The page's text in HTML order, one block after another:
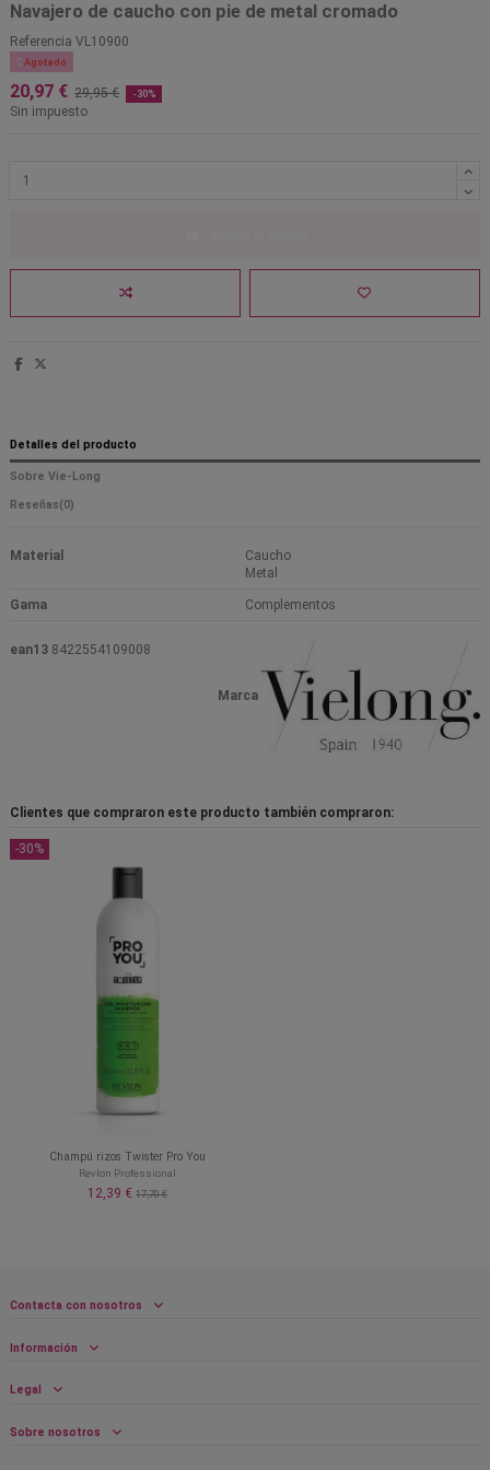
Navajero de caucho con pie de metal cromado
Referencia VL10900
 Agotado
20,97 € 29,95 € -30%
Sin impuesto
Detalles del producto
Sobre Vie-Long
Reseñas(0)
Material
Caucho
Metal
Gama Complementos
Marca
ean13 8422554109008
Clientes que compraron este producto también compraron:
-30%
Champú rizos Twister Pro You
Revlon Professional
12,39 € 17,70 €
Contacta con nosotros
Información
Legal
Sobre nosotros